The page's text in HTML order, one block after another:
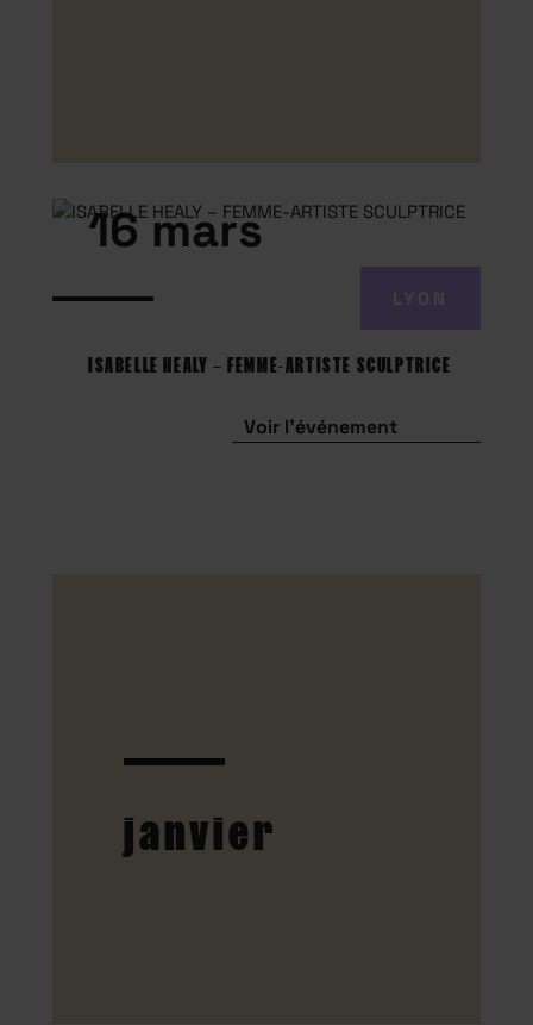
16 mars
ISABELLE HEALY – FEMME-ARTISTE SCULPTRICE
Voir l'événement
janvier